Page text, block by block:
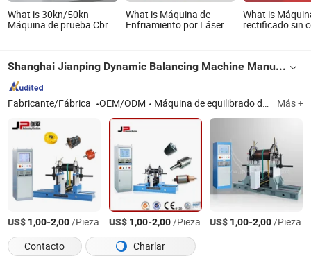
What is 30kn/50kn
Máquina de prueba Cbr
What is Máquina de
Enfriamiento por Láser
Engranajes de
What is
rectificado sin
rodamientos,
Shanghai Jianping Dynamic Balancing Machine Manufacturing Co., Ltd.
Fabricante/Fábrica OEM/ODM Máquina de equilibrado de ejes de transmisión, máquina de equilibrado automotriz, máquina de equilibrado dinámico, máquina de equilibrado de turbocompresores, máquina de equilibrado de ruedas de automóviles, máquina de equilibrado de impulsores de ventilador, máquina de equilibrado de cigüeñales, máquina de equilibrado de rotores de motor, máquina de equilibrado de neumáticos, máquina de equilibrado de tambores de freno Más +
US$ 1,00-2,00/Pieza US$ 1,00-2,00/Pieza US$ 1,00-2,00/Pieza
Contacto
Charlar